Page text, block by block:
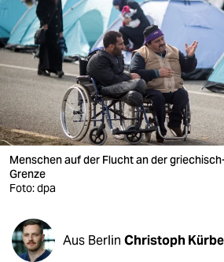
berlin
nord
wahrheit
verlag
verlag
veranstaltungen
fragen & hilfe
Menschen auf der Flucht an der
Grenze
Foto: dpa
Aus Berlin Christoph